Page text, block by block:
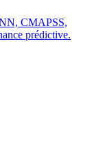
CMAPSS,
prédictive.